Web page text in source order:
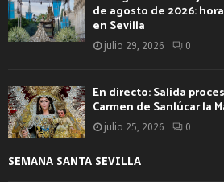
de agosto de 2026:
en Sevilla
julio 29, 2026 0
En directo: Salida
Carmen de Sanlúcar la
julio 25, 2026 0
SEMANA SANTA SEVILLA